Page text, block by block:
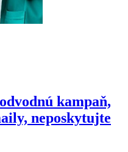
kampaň,
neposkytujte